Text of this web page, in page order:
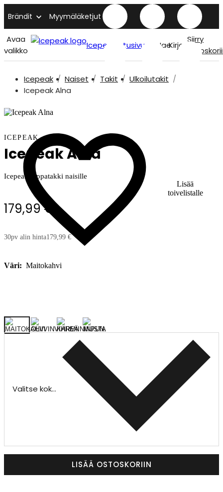
Brändit Myymäläketjut
Avaa
valikko
Icepeak etusivu HaeKirjaudu
Siirry
Icepeak Naiset Takit
Ulkoilutakit
Icepeak Alna
Lisää
toivelistalle
ICEPEAK
Icepeak Alna
Icepeak toppatakki naisille
179,99 €
30pv alin hinta179,99 €
Väri: Maitokahvi
Valitse koko
LISÄÄ OSTOSKORIIN